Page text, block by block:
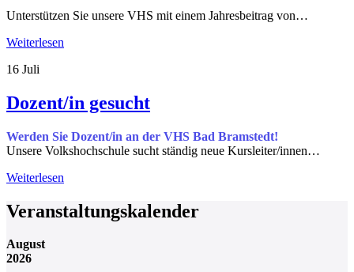
Unterstützen Sie unsere VHS mit einem Jahresbeitrag von…
Weiterlesen
16 Juli
Dozent/in gesucht
Werden Sie Dozent/in an der VHS Bad Bramstedt!
Unsere Volkshochschule sucht ständig neue Kursleiter/innen…
Weiterlesen
Veranstaltungskalender
August
2026